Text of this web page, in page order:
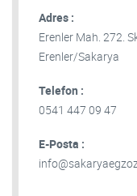
Adres :
Erenler Mah. 272.
Erenler/Sakarya
Telefon :
0541 447 09 47
E-Posta :